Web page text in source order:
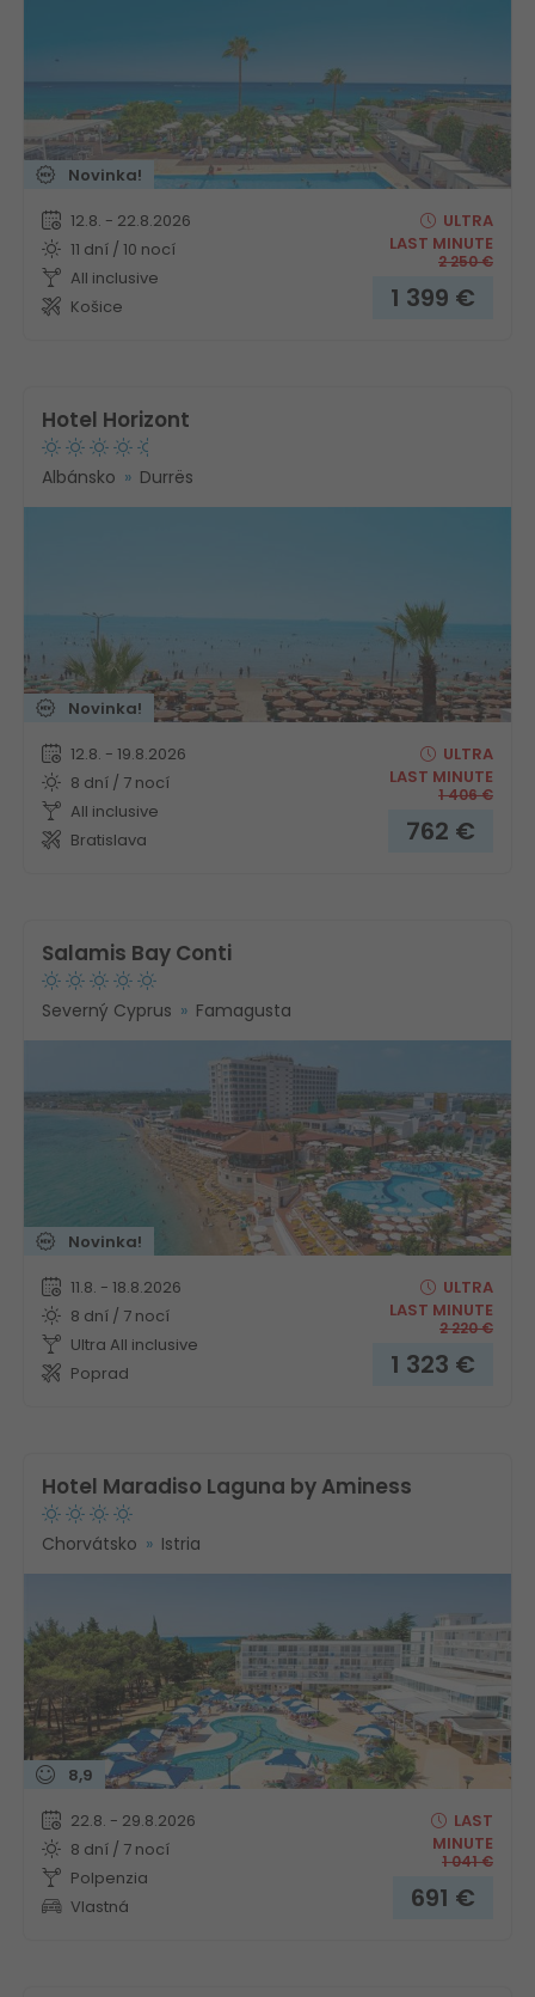
Novinka!
12.8. - 22.8.2026
11 dní / 10 nocí
All inclusive
Košice
ULTRA
LAST MINUTE
2 250€
1 399 €
Hotel Horizont
Albánsko Durrës
Novinka!
12.8. - 19.8.2026
8 dní / 7 nocí
All inclusive
Bratislava
ULTRA
LAST MINUTE
1 406€
762 €
Salamis Bay Conti
Severný Cyprus Famagusta
Novinka!
11.8. - 18.8.2026
8 dní / 7 nocí
Ultra All inclusive
Poprad
ULTRA
LAST MINUTE
2 220€
1 323 €
Hotel Maradiso Laguna by Aminess
Chorvátsko Istria
8,9
22.8. - 29.8.2026
8 dní / 7 nocí
Polpenzia
Vlastná
LAST
MINUTE
1 041€
691 €